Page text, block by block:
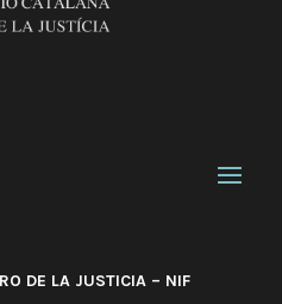
DE LA JUSTICIA – NIF